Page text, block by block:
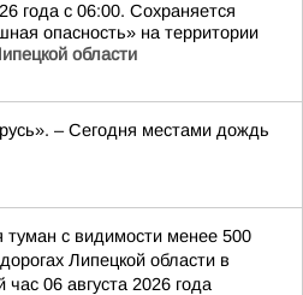
года с 06:00. Сохраняется
опасность» на территории
области
– Сегодня местами дождь
туман с видимости менее 500
Липецкой области в
06 августа 2026 года